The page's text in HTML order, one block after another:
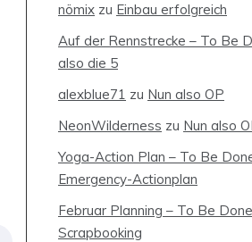
nömix zu Einbau erfolgreich
Auf der Rennstrecke – To Be
also die 5
alexblue71 zu Nun also OP
NeonWilderness zu Nun also
Yoga-Action Plan – To Be
Emergency-Actionplan
Februar Planning – To Be Done
Scrapbooking